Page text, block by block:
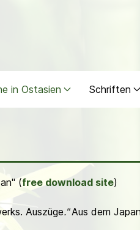
in Ostasien Schriften
(free download site)
Auszüge."Aus dem